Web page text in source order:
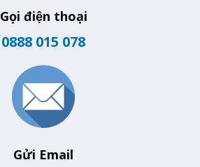
Gọi điện thoại
0888 015 078
Gửi Email